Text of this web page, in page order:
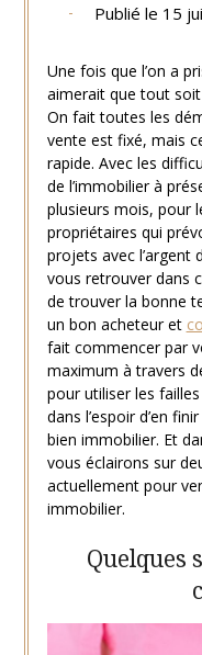
Publié le 15
Une fois que l’on a
aimerait que tout
On fait toutes les
vente est fixé, mais
rapide. Avec les
de l’immobilier à
plusieurs mois, pour
propriétaires qui
projets avec l’argent
vous retrouver dans
de trouver la bonne
un bon acheteur et
fait commencer par
maximum à travers
pour utiliser les
dans l’espoir d’en
bien immobilier. Et
vous éclairons sur
actuellement pour
immobilier.
Quelques